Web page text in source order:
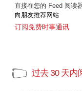
直接在您的 Feed 阅读
向朋友推荐网站
订阅免费时事通讯
过去 30 天内